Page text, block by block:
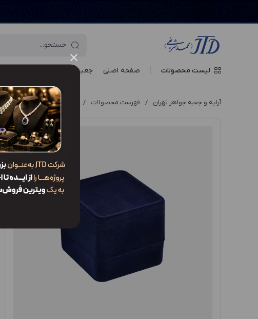
لیست محصولات صفحه اصلی جعبه‌ ها
آرایه و جعبه جواهر تهران / فهرست محصولات / جعبه انگشتر AP2 PB